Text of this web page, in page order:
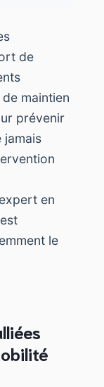
de
maintien
prévenir
jamais
en
le